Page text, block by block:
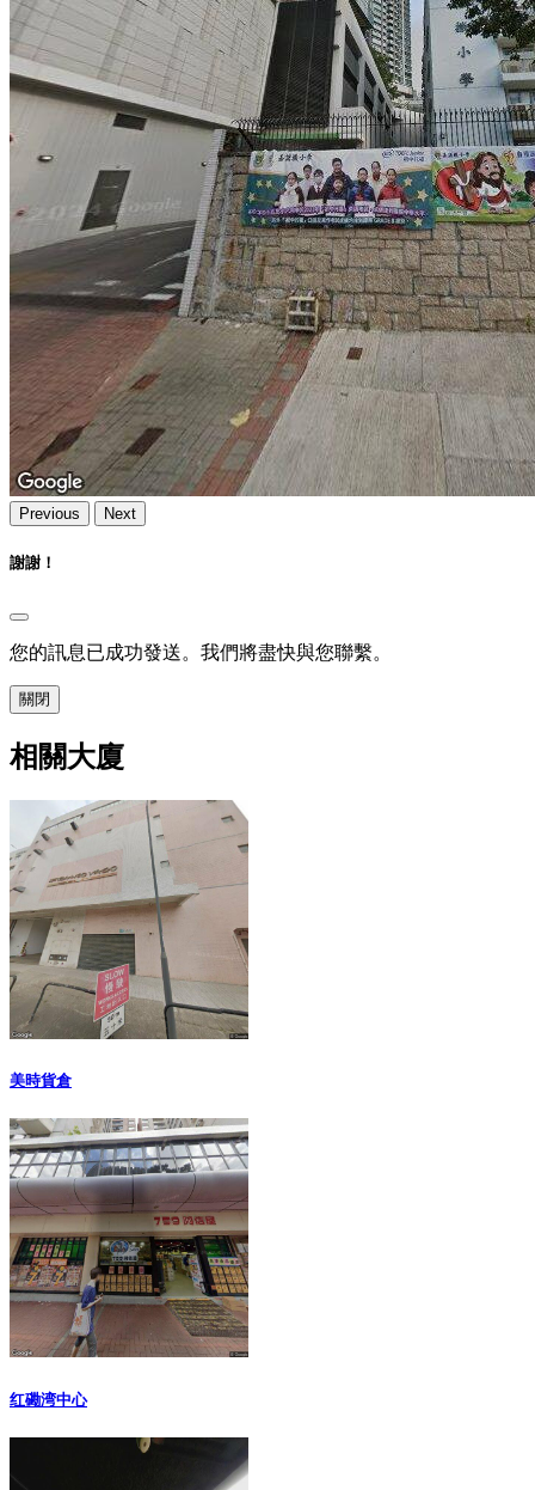
Previous Next
謝謝！
您的訊息已成功發送。我們將盡快與您聯繫。
關閉
相關大廈
美時貨倉
红磡湾中心